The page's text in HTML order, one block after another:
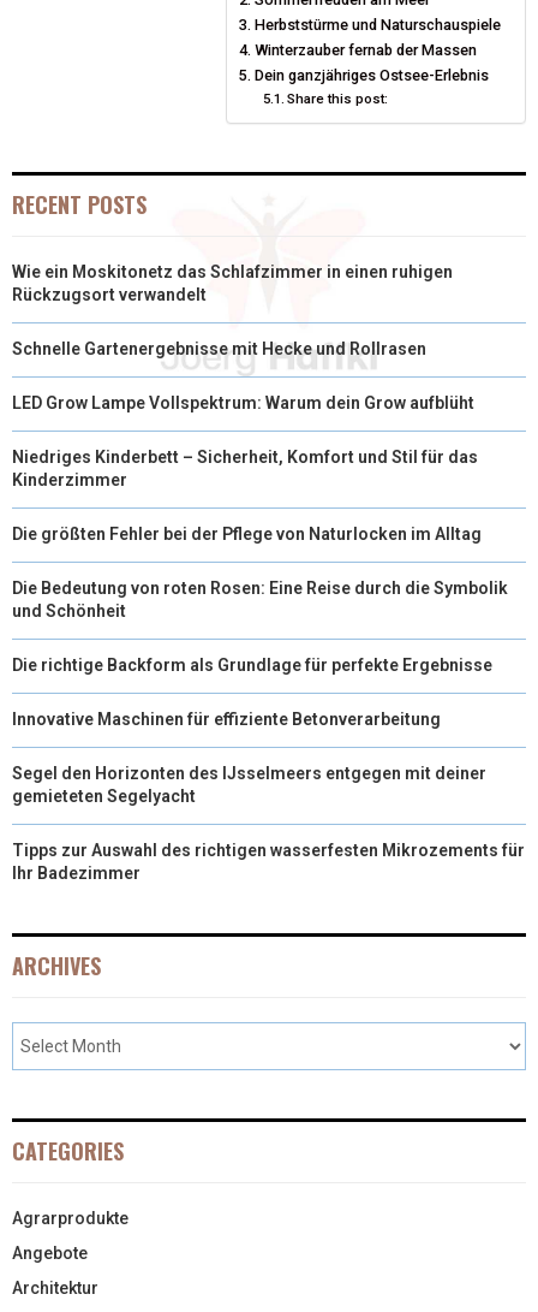
E
S
I
N
Herbststürme und Naturschauspiele
Winterzauber fernab der Massen
Dein ganzjähriges Ostsee-Erlebnis
Share this post:
RECENT POSTS
Wie ein Moskitonetz das Schlafzimmer in einen ruhigen
Rückzugsort verwandelt
Schnelle Gartenergebnisse mit Hecke und Rollrasen
LED Grow Lampe Vollspektrum: Warum dein Grow aufblüht
Niedriges Kinderbett – Sicherheit, Komfort und Stil für das
Kinderzimmer
Die größten Fehler bei der Pflege von Naturlocken im Alltag
Die Bedeutung von roten Rosen: Eine Reise durch die Symbolik
und Schönheit
Die richtige Backform als Grundlage für perfekte Ergebnisse
Innovative Maschinen für effiziente Betonverarbeitung
Segel den Horizonten des IJsselmeers entgegen mit deiner
gemieteten Segelyacht
Tipps zur Auswahl des richtigen wasserfesten Mikrozements für
Ihr Badezimmer
ARCHIVES
CATEGORIES
Agrarprodukte
Angebote
Architektur